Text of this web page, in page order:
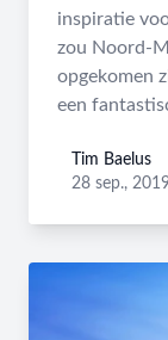
inspiratie
zou Noord-
opgekomen
een
Tim Baelus
Tim Baelus
28 sep.,